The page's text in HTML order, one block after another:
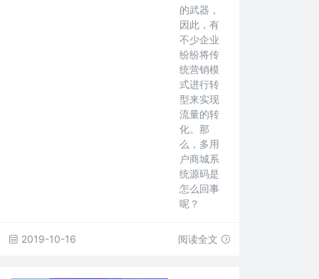
的武器，
因此，有
不少企业
纷纷将传
统营销模
式进行转
型来实现
流量的转
化。那
么，多用
户商城系
统源码是
怎么回事
呢？
2019-10-16 阅读全文